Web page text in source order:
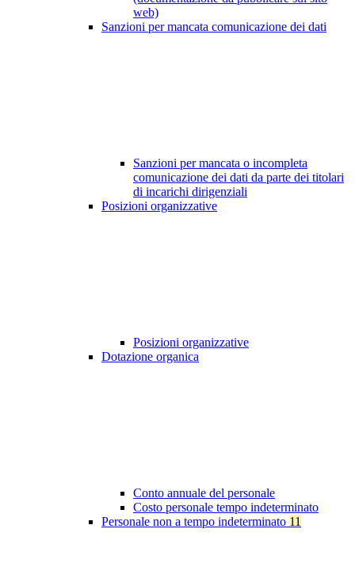
web)
Sanzioni per mancata comunicazione dei dati
Sanzioni per mancata o incompleta
comunicazione dei dati da parte dei titolari
di incarichi dirigenziali
Posizioni organizzative
Posizioni organizzative
Dotazione organica
Conto annuale del personale
Costo personale tempo indeterminato
Personale non a tempo indeterminato 11